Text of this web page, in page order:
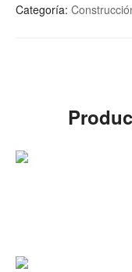
Categoría: